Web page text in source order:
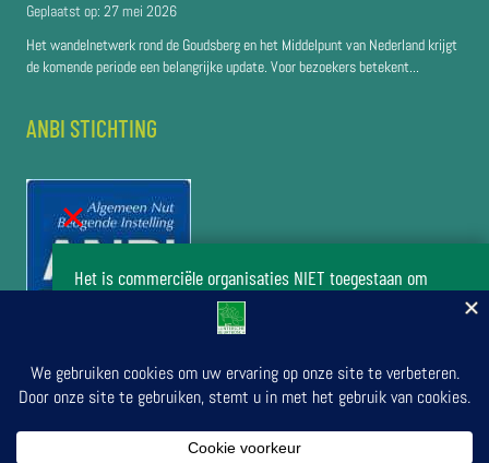
Geplaatst op: 27 mei 2026
Het wandelnetwerk rond de Goudsberg en het Middelpunt van Nederland krijgt
de komende periode een belangrijke update. Voor bezoekers betekent...
ANBI STICHTING
Stationsstraat 24, 6741 DH Lunteren. | Bank nr.: NL03 RABO 0337
Het is commerciële organisaties NIET toegestaan om
zonder toestemming van het bestuur van de stichting Het
Luntersche Buurtbosch activiteiten in het buurtbos te
Doe uw verzoek om activiteiten te organiseren
in Het Luntersche Buurtbosch